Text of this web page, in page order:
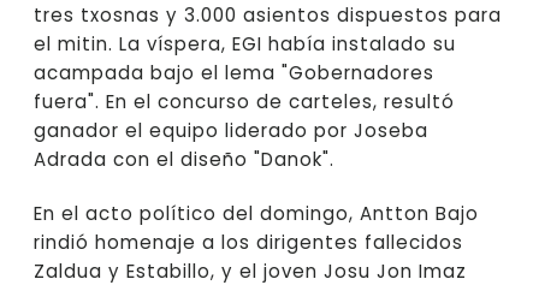
tres txosnas y 3.000 asientos dispuestos para
el mitin. La víspera, EGI había instalado su
acampada bajo el lema "Gobernadores
fuera". En el concurso de carteles, resultó
ganador el equipo liderado por Joseba
Adrada con el diseño "Danok".
En el acto político del domingo, Antton Bajo
rindió homenaje a los dirigentes fallecidos
Zaldua y Estabillo, y el joven Josu Jon Imaz